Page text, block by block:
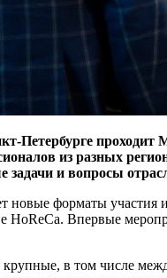
Петербурге
из разных
задачи и вопросы
новые форматы
HoReCa. Впервые
в том числе